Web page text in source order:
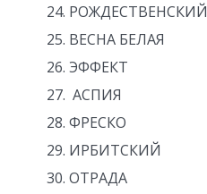
РОЖДЕСТВЕНСКИЙ
ВЕСНА БЕЛАЯ
ЭФФЕКТ
АСПИЯ
ФРЕСКО
ИРБИТСКИЙ
ОТРАДА